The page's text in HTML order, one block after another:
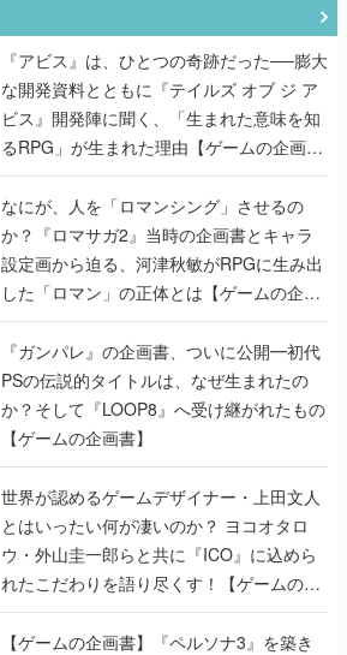
『アビス』は、ひとつの奇跡だった──膨大
な開発資料とともに『テイルズ オブ ジ ア
ビス』開発陣に聞く、「生まれた意味を知
るRPG」が生まれた理由【ゲームの企画
書】
なにが、人を「ロマンシング」させるの
か？『ロマサガ2』当時の企画書とキャラ
設定画から迫る、河津秋敏がRPGに生み出
した「ロマン」の正体とは【ゲームの企画
書】
『ガンパレ』の企画書、ついに公開━初代
PSの伝説的タイトルは、なぜ生まれたの
か？そして『LOOP8』へ受け継がれたもの
【ゲームの企画書】
世界が認めるゲームデザイナー・上田文人
とはいったい何が凄いのか？ ヨコオタロ
ウ・外山圭一郎らと共に『ICO』に込めら
れたこだわりを語り尽くす！【ゲームの企
画書】
【ゲームの企画書】『ペルソナ3』を築き